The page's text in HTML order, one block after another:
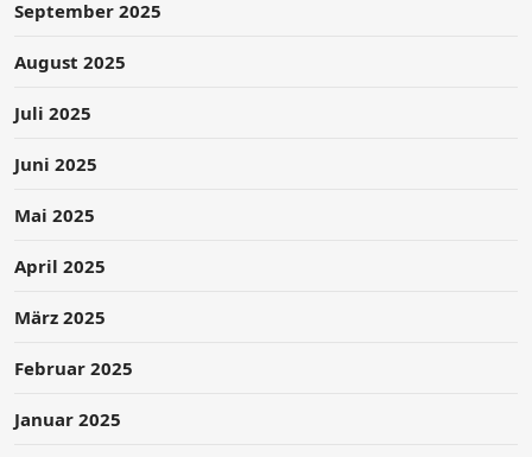
September 2025
August 2025
Juli 2025
Juni 2025
Mai 2025
April 2025
März 2025
Februar 2025
Januar 2025